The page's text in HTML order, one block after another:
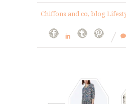
Chiffons and co, blog